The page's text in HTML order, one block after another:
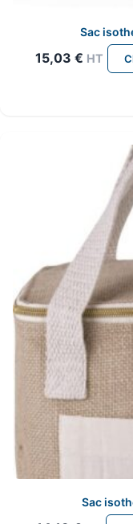
Sac
15,03 € HT
Sac